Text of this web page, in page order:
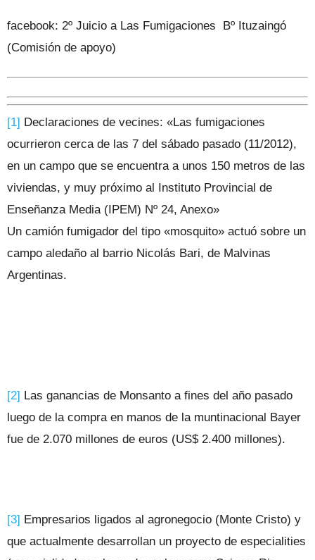
facebook: 2º Juicio a Las Fumigaciones Bº Ituzaingó
(Comisión de apoyo)
[1] Declaraciones de vecines: «Las fumigaciones
ocurrieron cerca de las 7 del sábado pasado (11/2012),
en un campo que se encuentra a unos 150 metros de las
viviendas, y muy próximo al Instituto Provincial de
Enseñanza Media (IPEM) Nº 24, Anexo»
Un camión fumigador del tipo «mosquito» actuó sobre un
campo aledaño al barrio Nicolás Bari, de Malvinas
Argentinas.
[2] Las ganancias de Monsanto a fines del año pasado
luego de la compra en manos de la muntinacional Bayer
fue de 2.070 millones de euros (US$ 2.400 millones).
[3] Empresarios ligados al agronegocio (Monte Cristo) y
que actualmente desarrollan un proyecto de especialities